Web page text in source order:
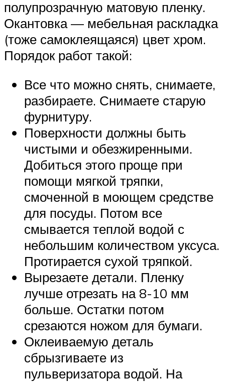
полупрозрачную матовую пленку.
Окантовка — мебельная раскладка
(тоже самоклеящаяся) цвет хром.
Порядок работ такой:
Все что можно снять, снимаете,
разбираете. Снимаете старую
фурнитуру.
Поверхности должны быть
чистыми и обезжиренными.
Добиться этого проще при
помощи мягкой тряпки,
смоченной в моющем средстве
для посуды. Потом все
смывается теплой водой с
небольшим количеством уксуса.
Протирается сухой тряпкой.
Вырезаете детали. Пленку
лучше отрезать на 8-10 мм
больше. Остатки потом
срезаются ножом для бумаги.
Оклеиваемую деталь
сбрызгиваете из
пульверизатора водой. На